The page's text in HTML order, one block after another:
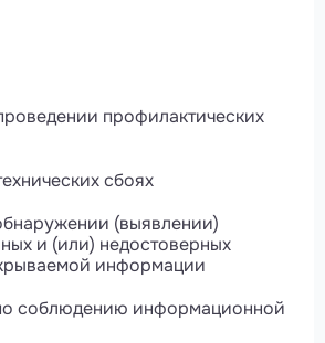
профилактических
сбоях
(выявлении)
и (или) недостоверных
информации
соблюдению информационной